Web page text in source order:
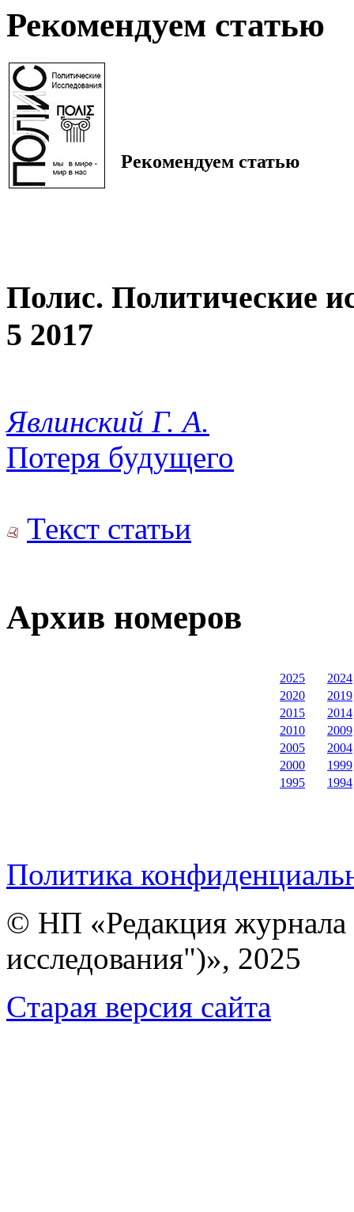
Рекомендуем статью
Рекомендуем статью
Полис. Политические
5 2017
Явлинский Г. А.
Потеря будущего
Текст статьи
Архив номеров
2025
2024
2020
2019
2015
2014
2010
2009
2005
2004
2000
1999
1995
1994
Политика
© НП «Редакция
исследования")», 2025
Cтарая версия сайта